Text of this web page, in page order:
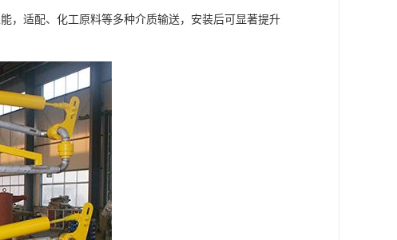
，适配、化工原料等多种介质输送，安装后可显著提升